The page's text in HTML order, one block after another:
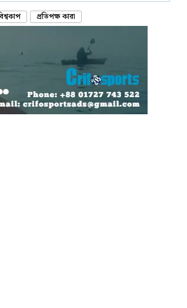
প্রতিপক্ষ কারা